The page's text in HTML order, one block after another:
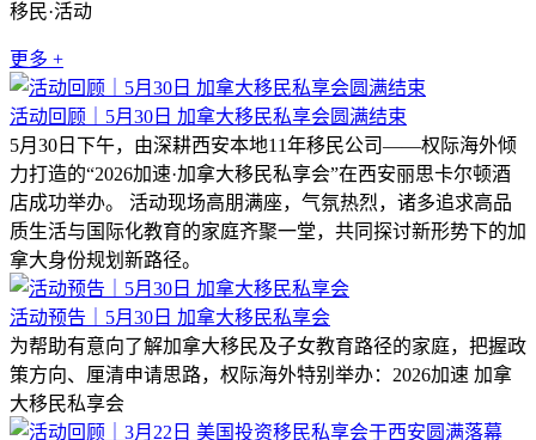
移民·活动
更多 +
活动回顾｜5月30日 加拿大移民私享会圆满结束
5月30日下午，由深耕西安本地11年移民公司——权际海外倾
力打造的“2026加速·加拿大移民私享会”在西安丽思卡尔顿酒
店成功举办。 活动现场高朋满座，气氛热烈，诸多追求高品
质生活与国际化教育的家庭齐聚一堂，共同探讨新形势下的加
拿大身份规划新路径。
活动预告｜5月30日 加拿大移民私享会
为帮助有意向了解加拿大移民及子女教育路径的家庭，把握政
策方向、厘清申请思路，权际海外特别举办：2026加速 加拿
大移民私享会